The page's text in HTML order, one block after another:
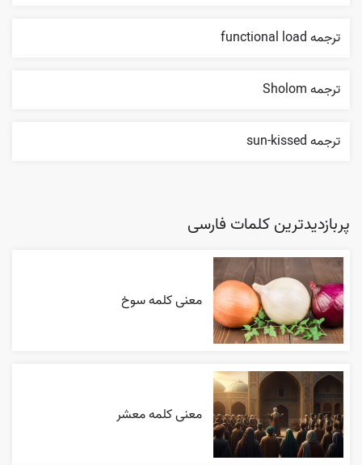
ترجمه functional load
ترجمه Sholom
ترجمه sun-kissed
پربازدیدترین کلمات فارسی
معنی کلمه سوخ
معنی کلمه معشر